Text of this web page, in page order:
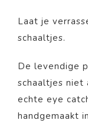
Laat je
schaaltjes.
De levendige
schaaltjes niet
echte eye
handgemaakt